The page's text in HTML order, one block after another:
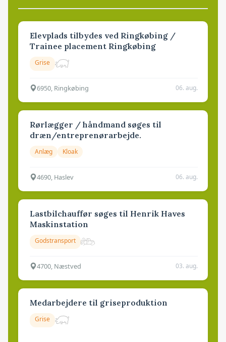
Elevplads tilbydes ved Ringkøbing /
Trainee placement Ringkøbing
Grise
6950, Ringkøbing 06. aug.
Rørlægger / håndmand søges til
dræn/entreprenørarbejde.
Anlæg Kloak
4690, Haslev 06. aug.
Lastbilchauffør søges til Henrik Haves
Maskinstation
Godstransport
4700, Næstved 03. aug.
Medarbejdere til griseproduktion
Grise